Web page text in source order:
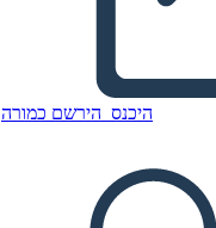
היכנס הירשם כמורהפרסונה Storyboard דוגמה